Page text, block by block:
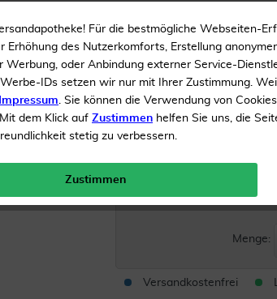
Vichy
Pflege bei unreiner und
neigender Haut
Reguliert die Produktion
UVP
Menge:
Versandkostenfrei
Für die bestmögliche Webseiten-
Erhöhung des Nutzerkomforts, Erstellung
oder Anbindung externer Service-
IDs setzen wir nur mit Ihrer Zustimmung.
Impressum. Sie können die Verwendung von Cookies
dem Klick auf Zustimmen helfen Sie uns, die
stetig zu verbessern.
Zustimmen